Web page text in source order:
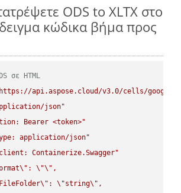
ODS to XLTX στο
κώδικα βήμα προς
σε HTML
api.aspose.cloud/v3.0/cells/
json"
Bearer <token>"
application/json"
Containerize.Swagger"
\" : \"\" ,
\" : \"string\" ,